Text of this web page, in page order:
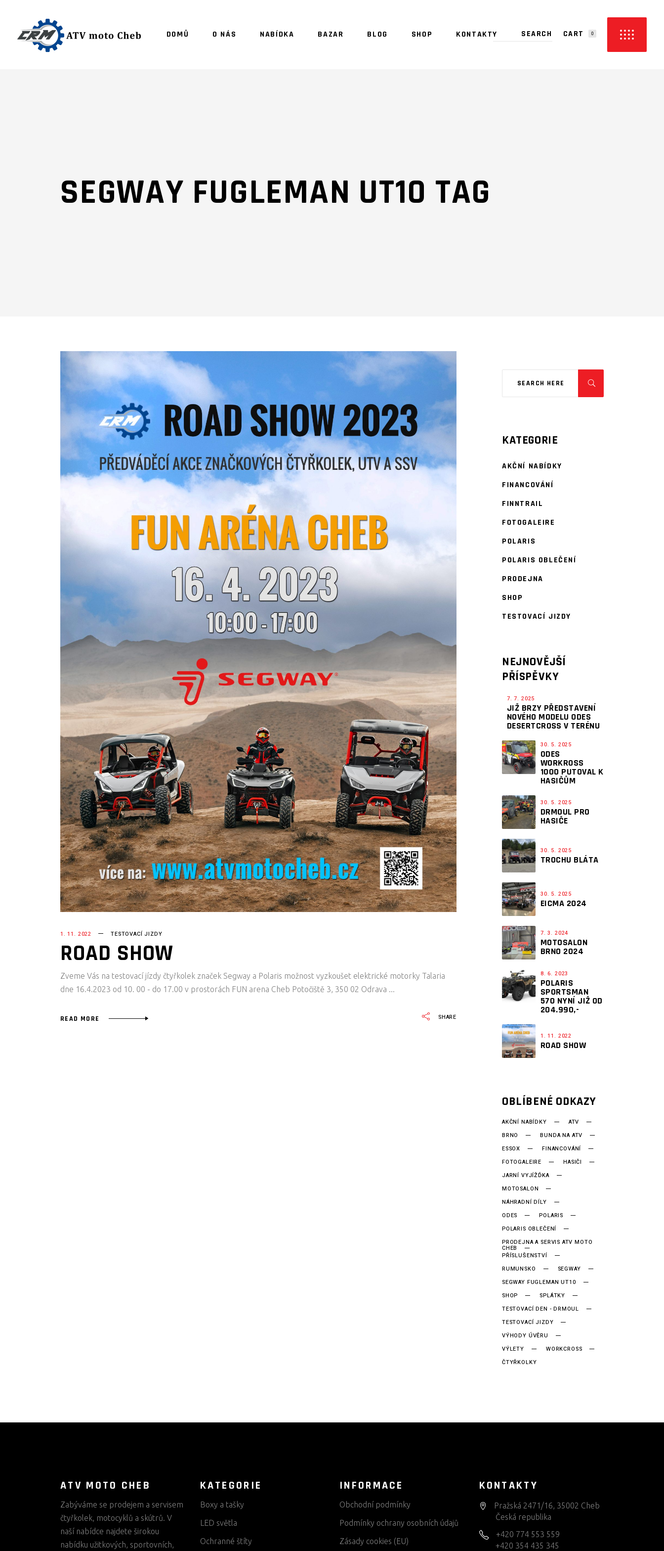
DOMŮ O NÁS NABÍDKA BAZAR BLOG SHOP KONTAKTY CART 0
SEGWAY FUGLEMAN UT10 TAG
1. 11. 2022 TESTOVACÍ JIZDY
ROAD SHOW
Zveme Vás na testovací jízdy čtyřkolek značek Segway a Polaris možnost vyzkoušet elektrické motorky Talaria
dne 16.4.2023 od 10. 00 - do 17.00 v prostorách FUN arena Cheb Potočiště 3, 350 02 Odrava
READ MORE SHARE
KATEGORIE
AKČNÍ NABÍDKY
FINANCOVÁNÍ
FINNTRAIL
FOTOGALEIRE
POLARIS
POLARIS OBLEČENÍ
PRODEJNA
SHOP
TESTOVACÍ JIZDY
NEJNOVĚJŠÍ
PŘÍSPĚVKY
7. 7. 2025
JIŽ BRZY PŘEDSTAVENÍ
NOVÉHO MODELU ODES
DESERTCROSS V TERÉNU
30. 5. 2025
ODES
WORKROSS
1000 PUTOVAL K
HASIČŮM
30. 5. 2025
DRMOUL PRO
HASIČE
30. 5. 2025
TROCHU BLÁTA
30. 5. 2025
EICMA 2024
7. 3. 2024
MOTOSALON
BRNO 2024
8. 6. 2023
POLARIS
SPORTSMAN
570 NYNÍ JIŽ OD
204.990,-
1. 11. 2022
ROAD SHOW
OBLÍBENÉ ODKAZY
AKČNÍ NABÍDKY
ATV
BRNO
BUNDA NA ATV
ESSOX
FINANCOVÁNÍ
FOTOGALEIRE
HASIČI
JARNÍ VYJÍŽĎKA
MOTOSALON
NÁHRADNÍ DÍLY
ODES
POLARIS
POLARIS OBLEČENÍ
PRODEJNA A SERVIS ATV MOTO
CHEB
PŘÍSLUŠENSTVÍ
RUMUNSKO
SEGWAY
SEGWAY FUGLEMAN UT10
SHOP
SPLÁTKY
TESTOVACÍ DEN - DRMOUL
TESTOVACÍ JIZDY
VÝHODY ÚVĚRU
VÝLETY
WORKCROSS
ČTYŘKOLKY
ATV MOTO CHEB
Zabýváme se prodejem a servisem
čtyřkolek, motocyklů a skútrů. V
naší nabídce najdete širokou
nabídku užitkových, sportovních,
KATEGORIE
Boxy a tašky
LED světla
Ochranné štíty
INFORMACE
Obchodní podmínky
Podmínky ochrany osobních údajů
Zásady cookies (EU)
KONTAKTY
Pražská 2471/16, 35002 Cheb
Česká republika
+420 774 553 559
+420 354 435 345